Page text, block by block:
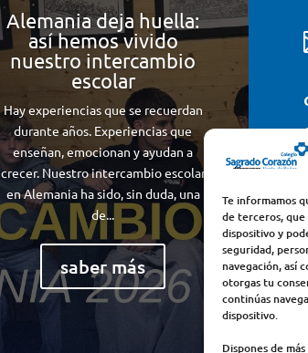
Te informamos
de terceros, que
dispositivo y
seguridad,
navegación, así
otorgas tu
continúas
dispositivo.
Dispones de
Alemania deja huella:
así hemos vivido
nuestro intercambio
escolar
Hay experiencias que se recuerdan
durante años. Experiencias que
enseñan, emocionan y ayudan a
crecer. Nuestro intercambio escolar
en Alemania ha sido, sin duda, una
de...
saber más